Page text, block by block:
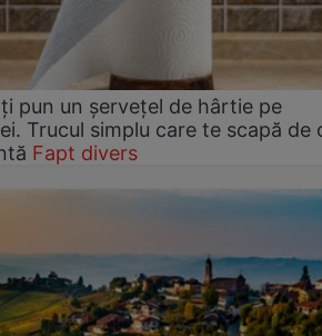
pun un șervețel de hârtie pe
Trucul simplu care te scapă de
Fapt divers